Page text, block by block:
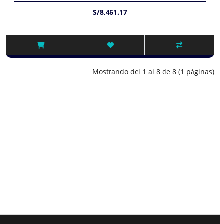
S/8,461.17
Mostrando del 1 al 8 de 8 (1 páginas)